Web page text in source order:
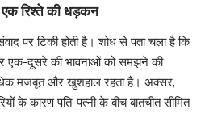
एक रिश्ते की धड़कन
पर टिकी होती है। शोध से पता चला है कि
एक-दूसरे की भावनाओं को समझने की
मजबूत और खुशहाल रहता है। अक्सर,
के कारण पति-पत्नी के बीच बातचीत सीमित